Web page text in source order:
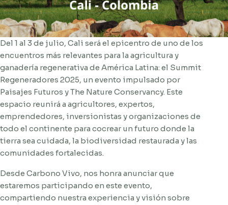
Del 1 al 3 de julio, Cali será el epicentro de uno de los
encuentros más relevantes para la agricultura y
ganadería regenerativa de América Latina: el Summit
Regeneradores 2025, un evento impulsado por
Paisajes Futuros y The Nature Conservancy. Este
espacio reunirá a agricultores, expertos,
emprendedores, inversionistas y organizaciones de
todo el continente para cocrear un futuro donde la
tierra sea cuidada, la biodiversidad restaurada y las
comunidades fortalecidas.
Desde Carbono Vivo, nos honra anunciar que
estaremos participando en este evento,
compartiendo nuestra experiencia y visión sobre